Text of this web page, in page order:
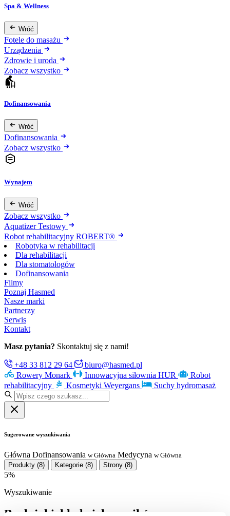
Spa & Wellness
Wróć
Fotele do masażu
Urządzenia
Zdrowie i uroda
Zobacz wszystko
Dofinansowania
Wróć
Dofinansowania
Zobacz wszystko
Wynajem
Wróć
Zobacz wszystko
Aquatizer Testowy
Robot rehabilitacyjny ROBERT®
Robotyka w rehabilitacji
Dla rehabilitacji
Dla stomatologów
Dofinansowania
Filmy
Poznaj Hasmed
Nasze marki
Partnerzy
Serwis
Kontakt
Masz pytania? Skontaktuj się z nami!
+48 33 812 29 64
biuro@hasmed.pl
Rowery Monark
Innowacyjna siłownia HUR
Robot
rehabilitacyjny
Kosmetyki Weyergans Suchy hydromasaż
Sugerowane wyszukiwania
Główna Dofinansowania w Główna Medycyna w Główna
Produkty (8) Kategorie (8) Strony (8)
5%
Wyszukiwanie